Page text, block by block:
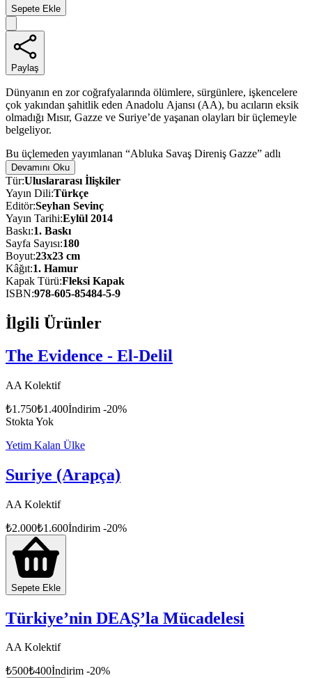
Sepete Ekle
Paylaş
Dünyanın en zor coğrafyalarında ölümlere, sürgünlere, işkencelere
çok yakından şahitlik eden Anadolu Ajansı (AA), bu acıların eksik
olmadığı Mısır, Gazze ve Suriye’de yaşanan olayları bir üçlemeyle
belgeliyor.
Bu üçlemeden yayımlanan “Abluka Savaş Direniş Gazze” adlı
kitap, AA’nın usta foto muhabirlerinin çektiği etkileyici fotoğraflar
eşliğinde Gazze’de yaşanan insanlık dramını anlatıyor. AA
muhabirlerinin tanıklıklarına da yer verilen eser, ayrıca ülkenin
tarihsel arka planını anlatan kronolojik (10 Ağustos 2014’e kadar)
bilgileri de kapsıyor. Çalışma; Türkçe, Arapça ve İngilizce üç ayrı
edisyon olarak hazırlandı.
Devamını Oku
Tür:Uluslararası İlişkiler
Yayın Dili:Türkçe
Editör:Seyhan Sevinç
Yayın Tarihi:Eylül 2014
Baskı:1. Baskı
Sayfa Sayısı:180
Boyut:23x23 cm
Kâğıt:1. Hamur
Kapak Türü:Fleksi Kapak
ISBN:978-605-85484-5-9
İlgili Ürünler
The Evidence - El-Delil
AA Kolektif
₺1.750₺1.400İndirim -20%
Stokta Yok
Yetim Kalan Ülke
Suriye (Arapça)
AA Kolektif
₺2.000₺1.600İndirim -20%
Sepete Ekle
Türkiye’nin DEAŞ’la Mücadelesi
AA Kolektif
₺500₺400İndirim -20%